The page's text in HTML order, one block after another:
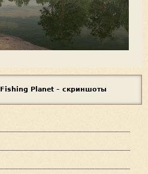
Fishing Planet – скриншоты